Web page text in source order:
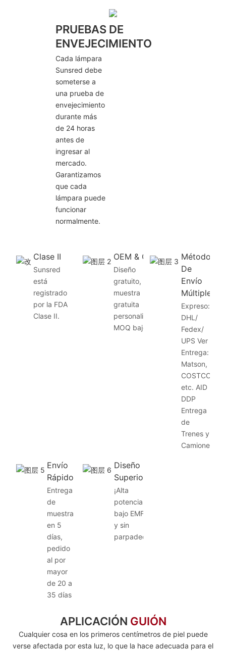
PRUEBAS DE
ENVEJECIMIENTO
Cada lámpara
Sunsred debe
someterse a
una prueba de
envejecimiento
durante más
de 24 horas
antes de
ingresar al
mercado.
Garantizamos
que cada
lámpara puede
funcionar
normalmente.
Clase II
Sunsred
está
registrado
por la FDA
Clase II.
OEM & ODM
Diseño
gratuito,
muestra
gratuita
personalizada,
MOQ bajo
Método
De
Envío
Múltiple
Expreso:
DHL/
Fedex/
UPS Ver
Entrega:
Matson,
COSTCO,
etc. AID
DDP
Entrega
de
Trenes y
Camiones
Envío
Rápido
Entrega
de
muestra
en 5
días,
pedido
al por
mayor
de 20 a
35 días
Diseño
Superior
¡Alta
potencia,
bajo EMF
y sin
parpadeo!
APLICACIÓN GUIÓN
Cualquier cosa en los primeros centímetros de piel puede
verse afectada por esta luz, lo que la hace adecuada para el